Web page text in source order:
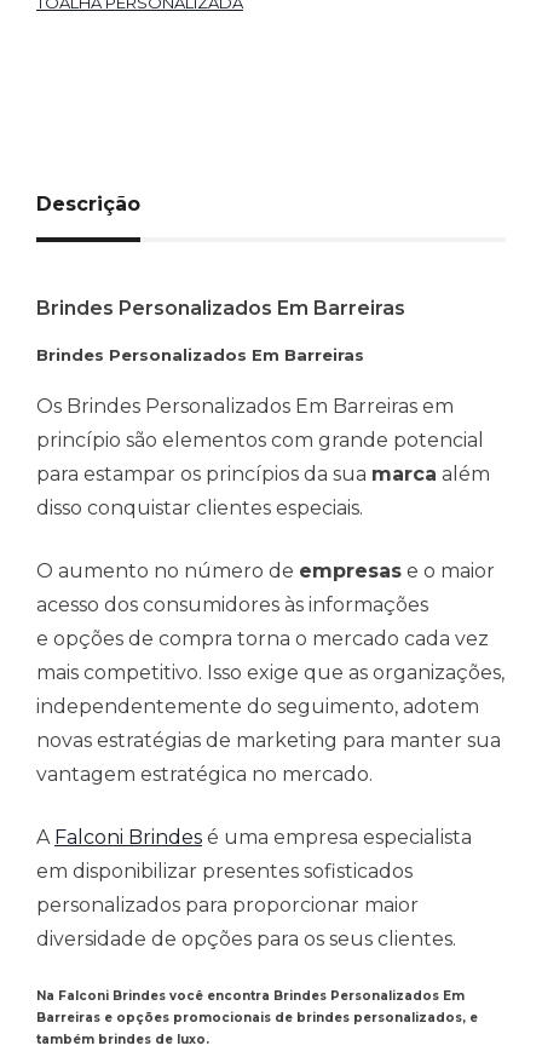
Descrição
Brindes Personalizados Em Barreiras
Brindes Personalizados Em Barreiras
Os Brindes Personalizados Em Barreiras em
princípio são elementos com grande potencial
para estampar os princípios da sua marca além
disso conquistar clientes especiais.
O aumento no número de empresas e o maior
acesso dos consumidores às informações
e opções de compra torna o mercado cada vez
mais competitivo. Isso exige que as organizações,
independentemente do seguimento, adotem
novas estratégias de marketing para manter sua
vantagem estratégica no mercado.
A Falconi Brindes é uma empresa especialista
em disponibilizar presentes sofisticados
personalizados para proporcionar maior
diversidade de opções para os seus clientes.
Na Falconi Brindes você encontra Brindes Personalizados Em
Barreiras e opções promocionais de brindes personalizados, e
também brindes de luxo.